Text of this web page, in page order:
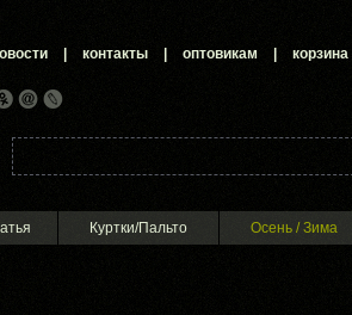
контакты оптовикам корзина
Куртки/Пальто Осень / Зима